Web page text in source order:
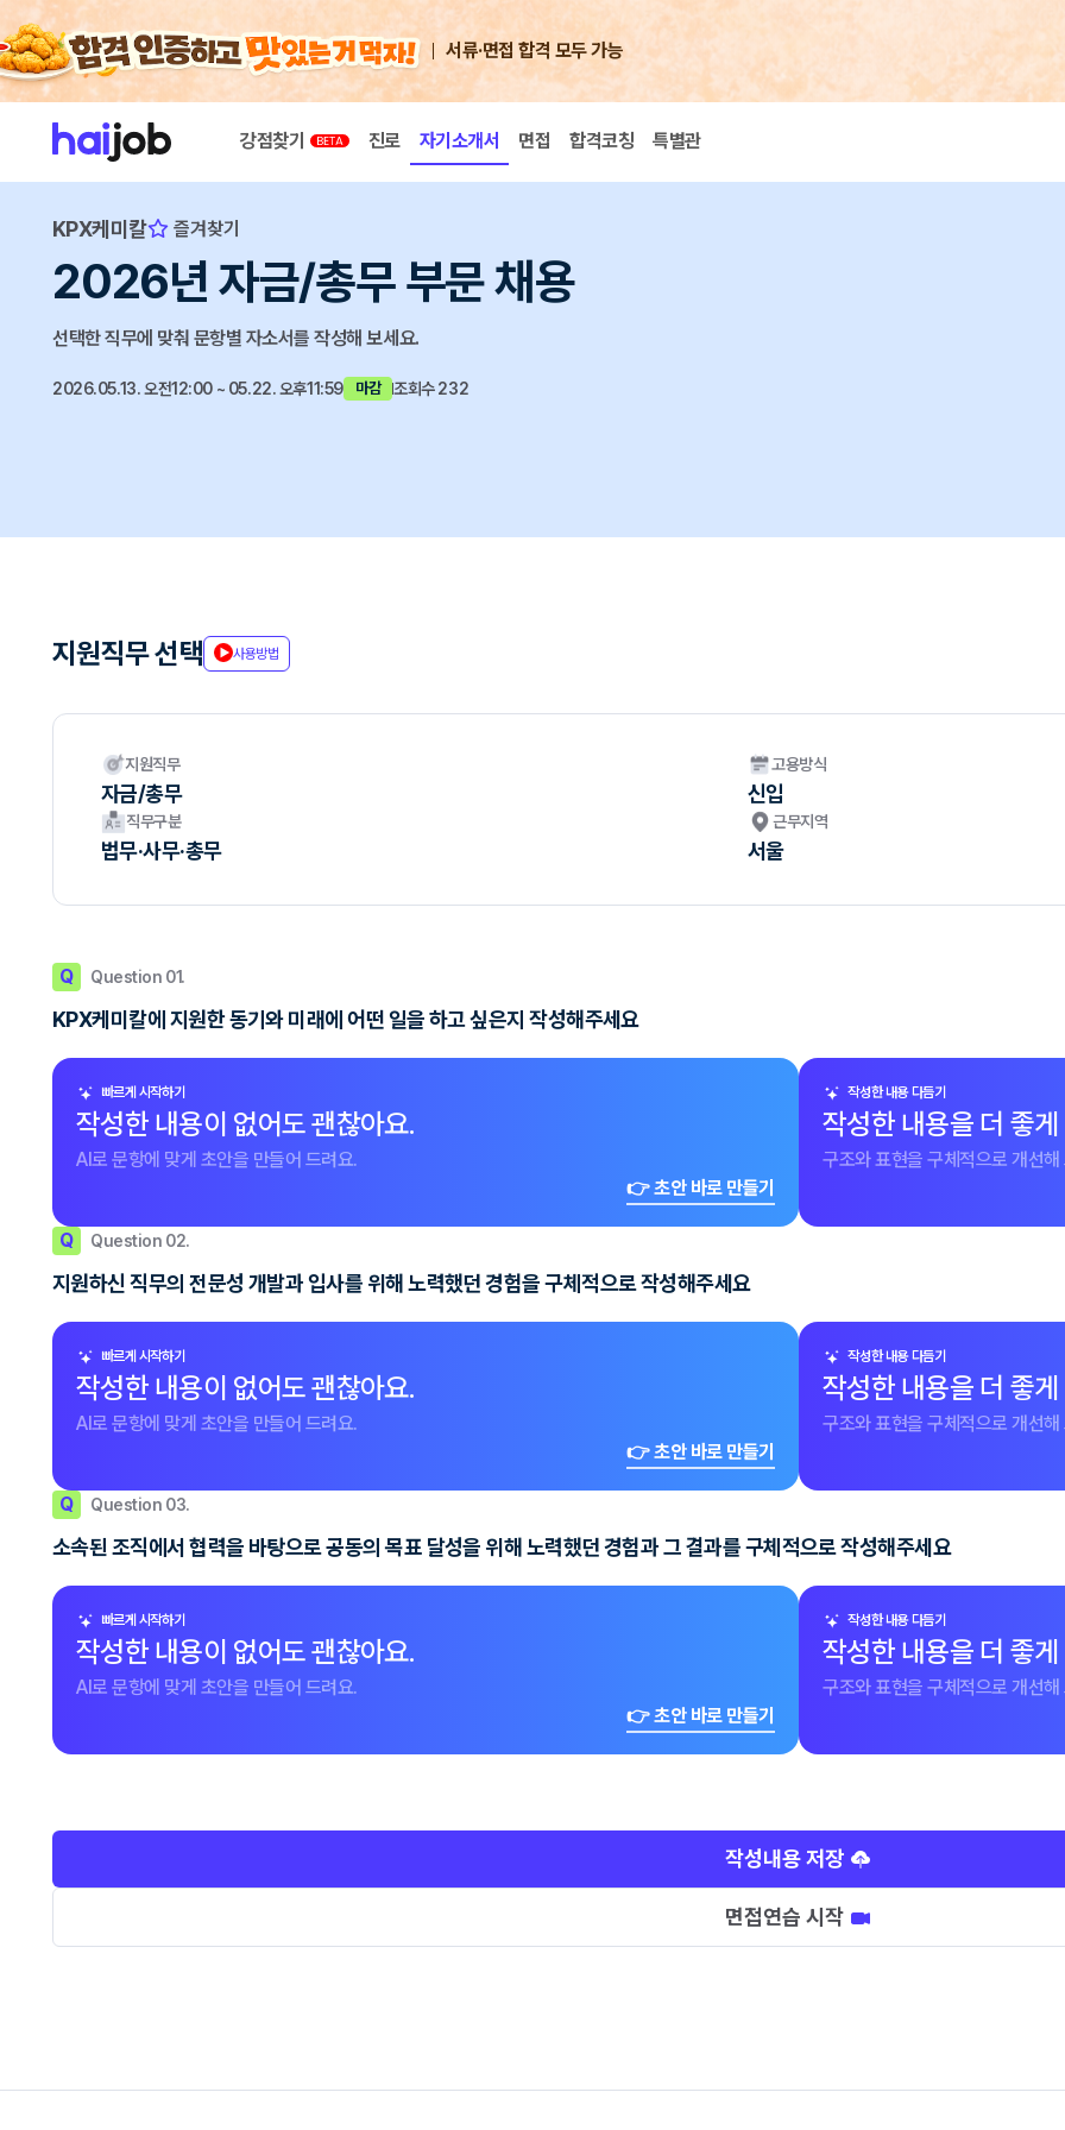
서류·면접 합격 모두 가능
강점찾기 진로 자기소개서 면접 합격코칭 특별관
KPX케미칼 즐겨찾기
2026년 자금/총무 부문 채용
선택한 직무에 맞춰 문항별 자소서를 작성해 보세요.
2026.05.13. 오전12:00 ~ 05.22. 오후11:59 마감 조회수 232
지원직무 선택 사용방법
지원직무
자금/총무
고용방식
신입
직무구분
법무·사무·총무
근무지역
서울
Q Question 01.
KPX케미칼에 지원한 동기와 미래에 어떤 일을 하고 싶은지 작성해주세요
빠르게 시작하기
작성한 내용이 없어도 괜찮아요.
AI로 문항에 맞게 초안을 만들어 드려요.
👉 초안 바로 만들기
작성한 내용 다듬기
작성한 내용을 더 좋
구조와 표현을 구체적으로 개선해
Q Question 02.
지원하신 직무의 전문성 개발과 입사를 위해 노력했던 경험을 구체적으로 작성해주세요
빠르게 시작하기
작성한 내용이 없어도 괜찮아요.
AI로 문항에 맞게 초안을 만들어 드려요.
👉 초안 바로 만들기
작성한 내용 다듬기
작성한 내용을 더 좋
구조와 표현을 구체적으로 개선해
Q Question 03.
소속된 조직에서 협력을 바탕으로 공동의 목표 달성을 위해 노력했던 경험과 그 결과를 구체적으로 작성해주세요
빠르게 시작하기
작성한 내용이 없어도 괜찮아요.
AI로 문항에 맞게 초안을 만들어 드려요.
👉 초안 바로 만들기
작성한 내용 다듬기
작성한 내용을 더 좋
구조와 표현을 구체적으로 개선해
작성내용 저장
면접연습 시작